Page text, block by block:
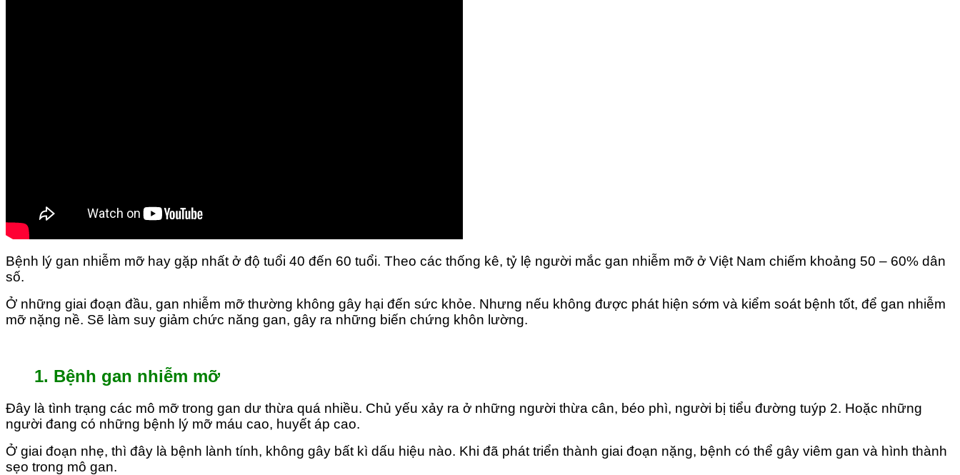
Bệnh lý gan nhiễm mỡ hay gặp nhất ở độ tuổi 40 đến 60 tuổi. Theo các thống kê, tỷ lệ người mắc gan nhiễm mỡ ở Việt Nam chiếm khoảng 50 – 60% dân
số.
Ở những giai đoạn đầu, gan nhiễm mỡ thường không gây hại đến sức khỏe. Nhưng nếu không được phát hiện sớm và kiểm soát bệnh tốt, để gan nhiễm
mỡ nặng nề. Sẽ làm suy giảm chức năng gan, gây ra những biến chứng khôn lường.
1. Bệnh gan nhiễm mỡ
Đây là tình trạng các mô mỡ trong gan dư thừa quá nhiều. Chủ yếu xảy ra ở những người thừa cân, béo phì, người bị tiểu đường tuýp 2. Hoặc những
người đang có những bệnh lý mỡ máu cao, huyết áp cao.
Ở giai đoạn nhẹ, thì đây là bệnh lành tính, không gây bất kì dấu hiệu nào. Khi đã phát triển thành giai đoạn nặng, bệnh có thể gây viêm gan và hình thành
sẹo trong mô gan.